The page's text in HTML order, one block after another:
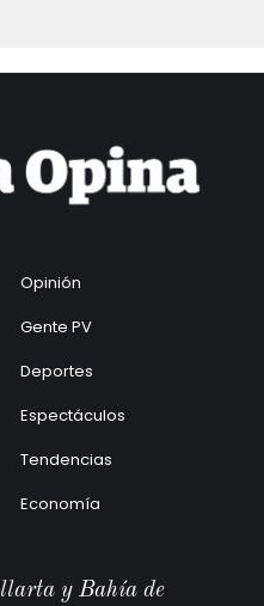
Opinión
Gente PV
Deportes
Espectáculos
Tendencias
Economía
y Bahía de